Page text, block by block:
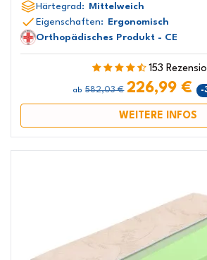
Härtegrad: Mittelweich
Eigenschaften: Ergonomisch
Orthopädisches Produkt - CE
153
ab 582,03 € 226,99 € -
WEITERE INFOS